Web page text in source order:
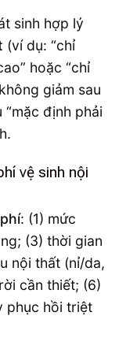
sinh hợp lý
(ví dụ: “chỉ
hoặc “chỉ
giảm sau
“mặc định phải
vệ sinh nội
: (1) mức
(3) thời gian
nội thất (nỉ/da,
cần thiết; (6)
phục hồi triệt